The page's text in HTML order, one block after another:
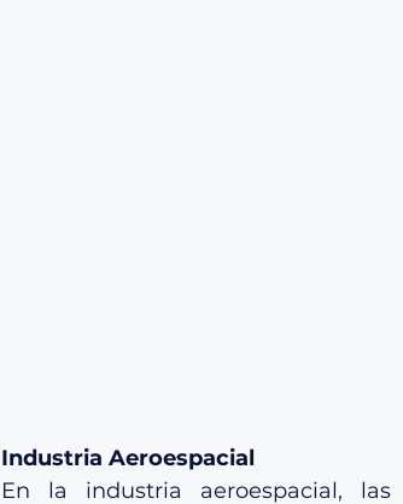
Industria Aeroespacial
En la industria aeroespacial,